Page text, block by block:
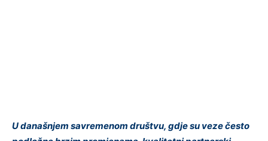
U današnjem savremenom društvu, gdje su veze često